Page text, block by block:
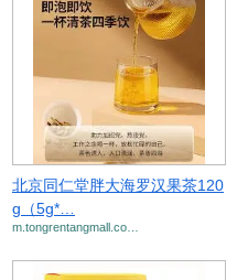
北京同仁堂胖大海罗汉果茶120
g（5g*…
m.tongrentangmall.co…